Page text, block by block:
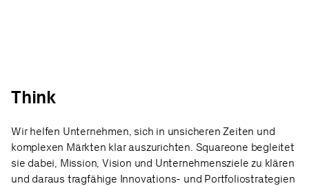
Think
Wir helfen Unternehmen, sich in unsicheren Zeiten und
komplexen Märkten klar auszurichten. Squareone begleitet
sie dabei, Mission, Vision und Unternehmensziele zu klären
und daraus tragfähige Innovations- und Portfoliostrategien